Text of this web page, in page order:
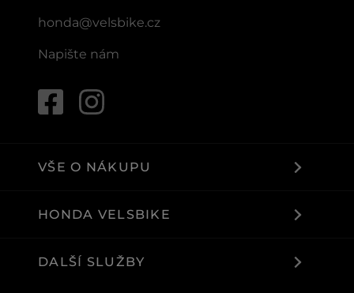
honda@velsbike.cz
Napište nám
VŠE O NÁKUPU
HONDA VELSBIKE
DALŠÍ SLUŽBY